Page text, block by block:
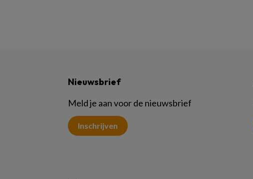
Nieuwsbrief
Meld je aan voor de nieuwsbrief
Inschrijven